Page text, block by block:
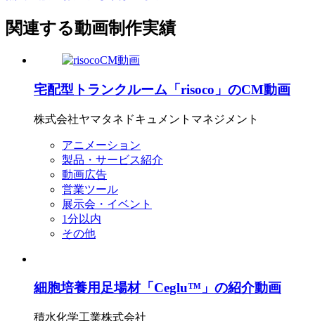
関連する動画制作実績
宅配型トランクルーム「risoco」のCM動画
株式会社ヤマタネドキュメントマネジメント
アニメーション
製品・サービス紹介
動画広告
営業ツール
展示会・イベント
1分以内
その他
細胞培養用足場材「Ceglu™」の紹介動画
積水化学工業株式会社